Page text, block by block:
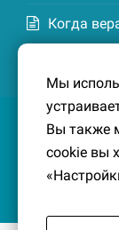
Когда
Котельской
27 гг. Новая
эпох»
Мы
Вы также
cookie вы